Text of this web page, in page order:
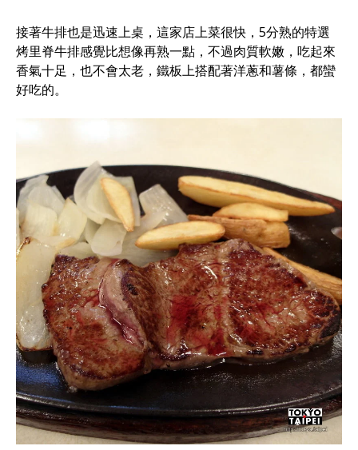
接著牛排也是迅速上桌，這家店上菜很快，5分熟的特選
烤里脊牛排感覺比想像再熟一點，不過肉質軟嫩，吃起來
香氣十足，也不會太老，鐵板上搭配著洋蔥和薯條，都蠻
好吃的。